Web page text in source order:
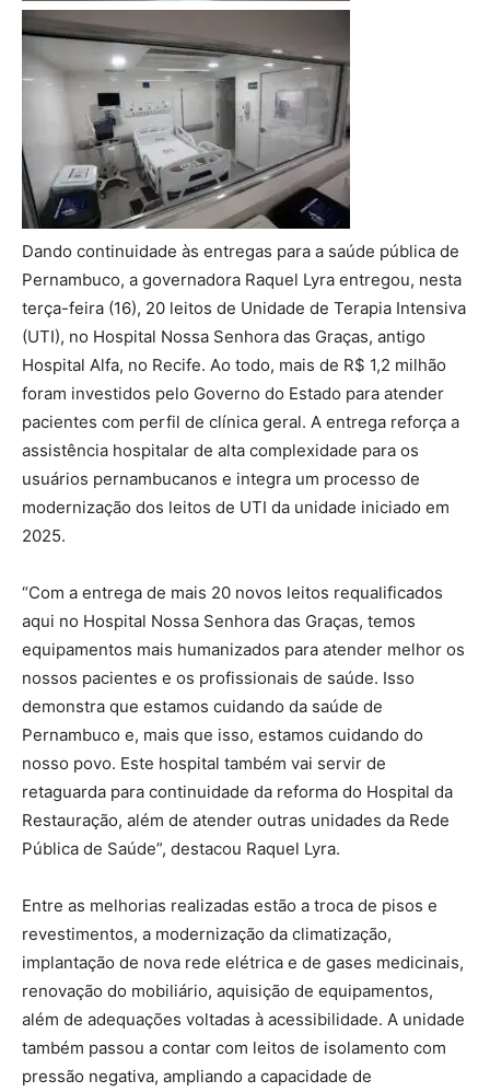
Dando continuidade às entregas para a saúde pública de
Pernambuco, a governadora Raquel Lyra entregou, nesta
terça-feira (16), 20 leitos de Unidade de Terapia Intensiva
(UTI), no Hospital Nossa Senhora das Graças, antigo
Hospital Alfa, no Recife. Ao todo, mais de R$ 1,2 milhão
foram investidos pelo Governo do Estado para atender
pacientes com perfil de clínica geral. A entrega reforça a
assistência hospitalar de alta complexidade para os
usuários pernambucanos e integra um processo de
modernização dos leitos de UTI da unidade iniciado em
2025.
“Com a entrega de mais 20 novos leitos requalificados
aqui no Hospital Nossa Senhora das Graças, temos
equipamentos mais humanizados para atender melhor os
nossos pacientes e os profissionais de saúde. Isso
demonstra que estamos cuidando da saúde de
Pernambuco e, mais que isso, estamos cuidando do
nosso povo. Este hospital também vai servir de
retaguarda para continuidade da reforma do Hospital da
Restauração, além de atender outras unidades da Rede
Pública de Saúde”, destacou Raquel Lyra.
Entre as melhorias realizadas estão a troca de pisos e
revestimentos, a modernização da climatização,
implantação de nova rede elétrica e de gases medicinais,
renovação do mobiliário, aquisição de equipamentos,
além de adequações voltadas à acessibilidade. A unidade
também passou a contar com leitos de isolamento com
pressão negativa, ampliando a capacidade de